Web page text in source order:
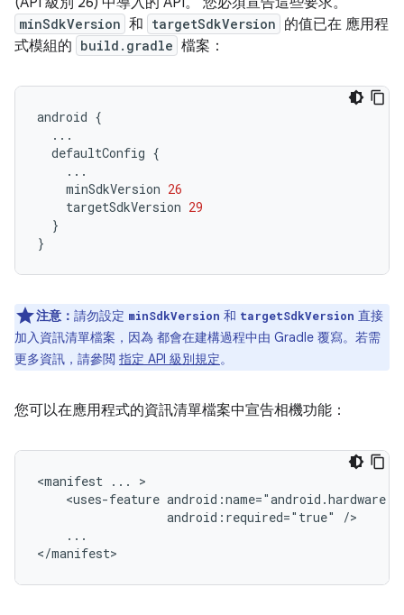
minSdkVersion 和 targetSdkVersion 的值已在 應用程
式模組的 build.gradle 檔案：
android {
...
defaultConfig {
...
minSdkVersion 26
targetSdkVersion 29
}
}
注意： 請勿設定 minSdkVersion 和 targetSdkVersion 直接
加入資訊清單檔案，因為 都會在建構過程中由 Gradle 覆寫。若需
更多資訊，請參閲 指定 API 級別規定。
您可以在應用程式的資訊清單檔案中宣告相機功能：
<manifest ...
<uses-feature
android:required="true"
...
</manifest>